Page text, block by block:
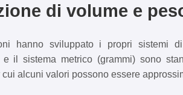
di volume e
hanno sviluppato i propri sistemi
e il sistema metrico (grammi) sono
alcuni valori possono essere